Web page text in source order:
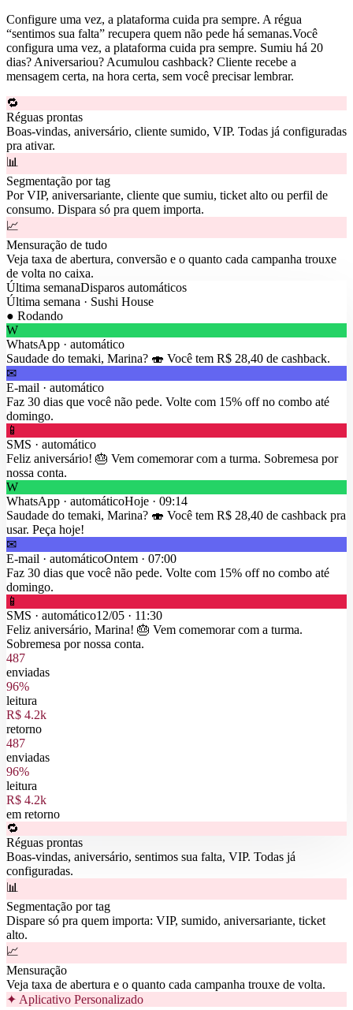
Configure uma vez, a plataforma cuida pra sempre. A régua
“sentimos sua falta” recupera quem não pede há semanas.Você
configura uma vez, a plataforma cuida pra sempre. Sumiu há 20
dias? Aniversariou? Acumulou cashback? Cliente recebe a
mensagem certa, na hora certa, sem você precisar lembrar.
🔁
Réguas prontas
Boas-vindas, aniversário, cliente sumido, VIP. Todas já configuradas
pra ativar.
📊
Segmentação por tag
Por VIP, aniversariante, cliente que sumiu, ticket alto ou perfil de
consumo. Dispara só pra quem importa.
📈
Mensuração de tudo
Veja taxa de abertura, conversão e o quanto cada campanha trouxe
de volta no caixa.
Última semanaDisparos automáticos
Última semana · Sushi House
● Rodando
W
WhatsApp · automático
Saudade do temaki, Marina? 🍣 Você tem R$ 28,40 de cashback.
✉
E-mail · automático
Faz 30 dias que você não pede. Volte com 15% off no combo até
domingo.
📱
SMS · automático
Feliz aniversário! 🎂 Vem comemorar com a turma. Sobremesa por
nossa conta.
W
WhatsApp · automáticoHoje · 09:14
Saudade do temaki, Marina? 🍣 Você tem R$ 28,40 de cashback pra
usar. Peça hoje!
✉
E-mail · automáticoOntem · 07:00
Faz 30 dias que você não pede. Volte com 15% off no combo até
domingo.
📱
SMS · automático12/05 · 11:30
Feliz aniversário, Marina! 🎂 Vem comemorar com a turma.
Sobremesa por nossa conta.
487
enviadas
96%
leitura
R$ 4.2k
retorno
487
enviadas
96%
leitura
R$ 4.2k
em retorno
🔁
Réguas prontas
Boas-vindas, aniversário, sentimos sua falta, VIP. Todas já
configuradas.
📊
Segmentação por tag
Dispare só pra quem importa: VIP, sumido, aniversariante, ticket
alto.
📈
Mensuração
Veja taxa de abertura e o quanto cada campanha trouxe de volta.
✦ Aplicativo Personalizado